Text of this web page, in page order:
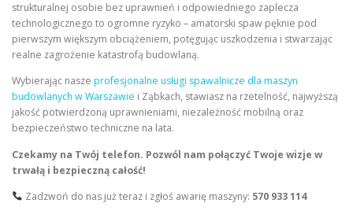
strukturalnej osobie bez uprawnień i odpowiedniego zaplecza
technologicznego to ogromne ryzyko – amatorski spaw pęknie pod
pierwszym większym obciążeniem, potęgując uszkodzenia i stwarzając
realne zagrożenie katastrofą budowlaną.
Wybierając nasze profesjonalne usługi spawalnicze dla maszyn
budowlanych w Warszawie i Ząbkach, stawiasz na rzetelność, najwyższą
jakość potwierdzoną uprawnieniami, niezależność mobilną oraz
bezpieczeństwo techniczne na lata.
Czekamy na Twój telefon. Pozwól nam połączyć Twoje wizje w
trwałą i bezpieczną całość!
Zadzwoń do nas już teraz i zgłoś awarię maszyny: 570 933 114